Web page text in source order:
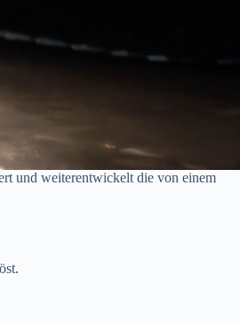
und weiterentwickelt die von einem